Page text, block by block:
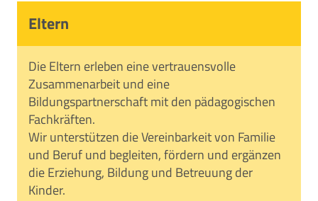
Eltern
Die Eltern erleben eine vertrauensvolle
Zusammenarbeit und eine
Bildungspartnerschaft mit den pädagogischen
Fachkräften.
Wir unterstützen die Vereinbarkeit von Familie
und Beruf und begleiten, fördern und ergänzen
die Erziehung, Bildung und Betreuung der
Kinder.